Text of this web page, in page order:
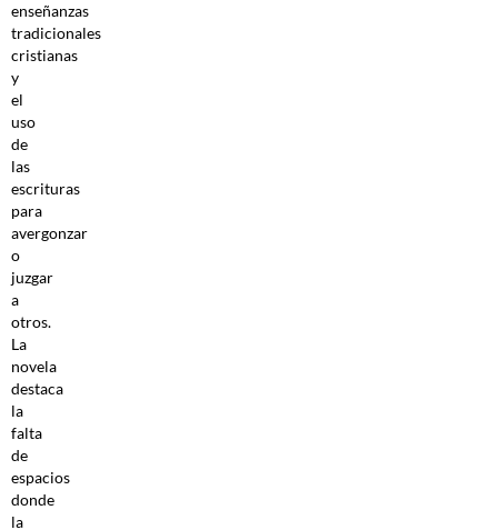
enseñanzas
tradicionales
cristianas
y
el
uso
de
las
escrituras
para
avergonzar
o
juzgar
a
otros.
La
novela
destaca
la
falta
de
espacios
donde
la